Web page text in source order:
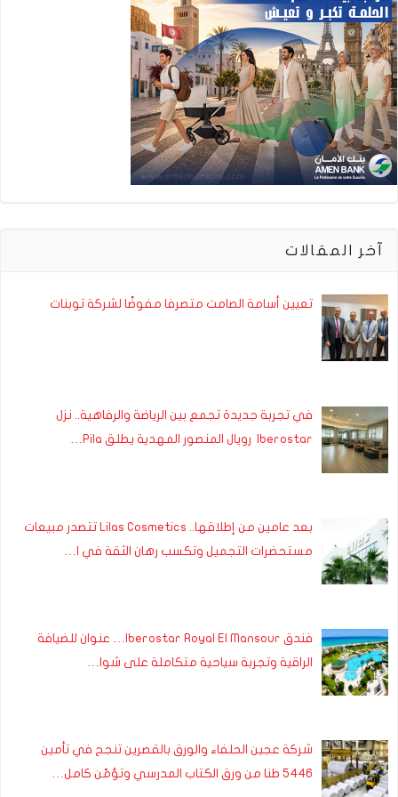
آخر المقالات
تعيين أسامة الصامت متصرفا مفوضًا لشركة توبنات
في تجربة جديدة تجمع بين الرياضة والرفاهية.. نزل
Iberostar رويال المنصور المهدية يطلق Pila…
بعد عامين من إطلاقها.. Lilas Cosmetics تتصدر مبيعات
مستحضرات التجميل وتكسب رهان الثقة في ا…
فندق Iberostar Royal El Mansour… عنوان للضيافة
الراقية وتجربة سياحية متكاملة على شوا…
شركة عجين الحلفاء والورق بالقصرين تنجح في تأمين
5446 طنا من ورق الكتاب المدرسي وتؤمّن كامل…